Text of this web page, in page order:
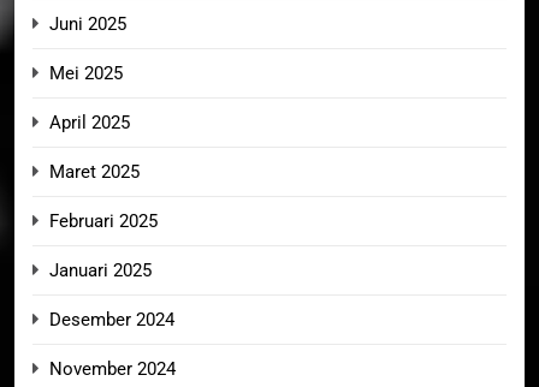
Juni 2025
Mei 2025
April 2025
Maret 2025
Februari 2025
Januari 2025
Desember 2024
November 2024